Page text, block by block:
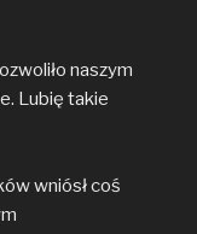
naszym
Lubię takie
wniósł coś